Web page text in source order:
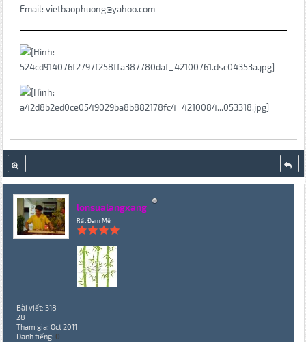
Email: vietbaophuong@yahoo.com
lonsualangxang
Rất Đam Mê
Bài viết: 318
28
Tham gia: Oct 2011
Danh tiếng: 0